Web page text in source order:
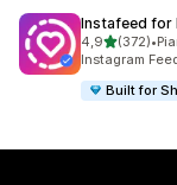
Instafeed for
4,9stelle su 5
(372)
372 •
Instagram
Built for